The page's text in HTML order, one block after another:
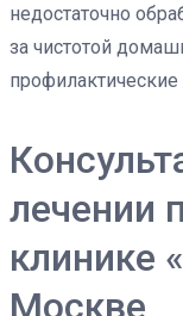
недостаточно
за чистотой
лечении
клинике
Москве